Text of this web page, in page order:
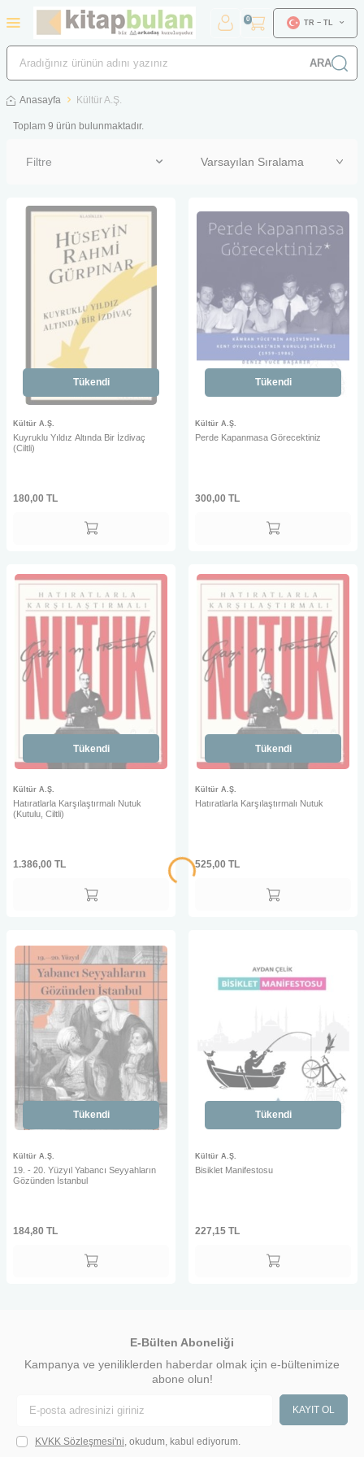
ARA
0 TR − TL
Anasayfa Kültür A.Ş.
Toplam 9 ürün bulunmaktadır.
Filtre
Tükendi
Kültür A.Ş.
Kuyruklu Yıldız Altında Bir İzdivaç
(Ciltli)
180,00 TL
Tükendi
Kültür A.Ş.
Perde Kapanmasa Görecektiniz
300,00 TL
Tükendi
Kültür A.Ş.
Hatıratlarla Karşılaştırmalı Nutuk
(Kutulu, Ciltli)
1.386,00 TL
Tükendi
Kültür A.Ş.
Hatıratlarla Karşılaştırmalı Nutuk
525,00 TL
Tükendi
Kültür A.Ş.
19. - 20. Yüzyıl Yabancı Seyyahların
Gözünden İstanbul
184,80 TL
Tükendi
Kültür A.Ş.
Bisiklet Manifestosu
227,15 TL
E-Bülten Aboneliği
Kampanya ve yeniliklerden haberdar olmak için e-bültenimize
abone olun!
KAYIT OL
KVKK Sözleşmesi'ni , okudum, kabul ediyorum.